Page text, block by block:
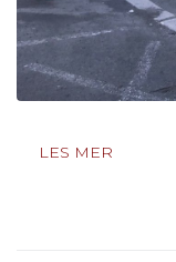
LES MER